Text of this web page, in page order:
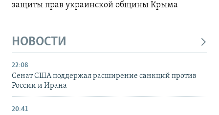
защиты прав украинской общины Крыма
НОВОСТИ
22:08
Сенат США поддержал расширение санкций против
России и Ирана
20:41